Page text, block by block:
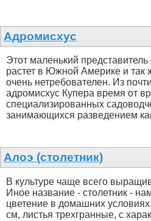
Адромисхус
Этот маленький
растет в Южной Америке и так
очень нетребователен. Из
адромисхус Купера время от
специализированных
занимающихся разведением
Алоэ (столетник)
В культуре чаще всего
Иное название - столетник -
цветение в домашних
см, листья трехгранные, с